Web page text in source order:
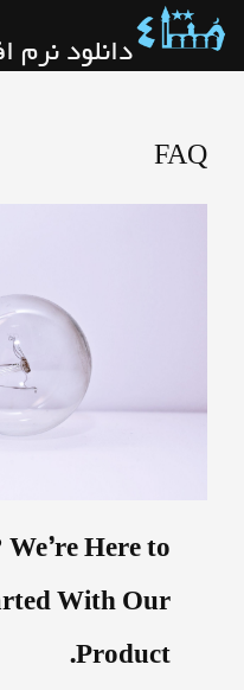
پرش
دانلود نرم
FAQ
Here to
With Our
Product.